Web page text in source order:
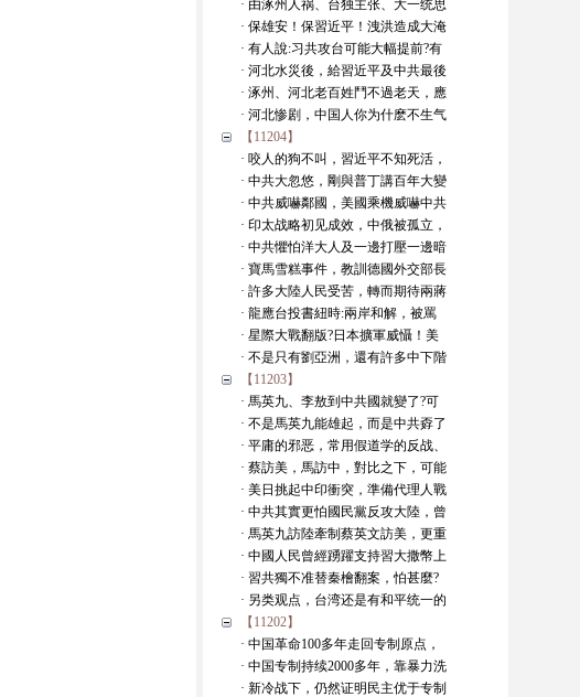
· 由涿州人祸、台独主张、大一统思
· 保雄安！保習近平！洩洪造成大淹
· 有人說:习共攻台可能大幅提前?有
· 河北水災後，給習近平及中共最後
· 涿州、河北老百姓鬥不過老天，應
· 河北惨剧，中国人你为什麽不生气
【11204】
· 咬人的狗不叫，習近平不知死活，
· 中共大忽悠，剛與普丁講百年大變
· 中共威嚇鄰國，美國乘機威嚇中共
· 印太战略初见成效，中俄被孤立，
· 中共懼怕洋大人及一邊打壓一邊暗
· 寶馬雪糕事件，教訓德國外交部長
· 許多大陸人民受苦，轉而期待兩蔣
· 龍應台投書紐時:兩岸和解，被罵
· 星際大戰翻版?日本擴軍威懾！美
· 不是只有劉亞洲，還有許多中下階
【11203】
· 馬英九、李敖到中共國就變了?可
· 不是馬英九能雄起，而是中共孬了
· 平庸的邪恶，常用假道学的反战、
· 蔡訪美，馬訪中，對比之下，可能
· 美日挑起中印衝突，準備代理人戰
· 中共其實更怕國民黨反攻大陸，曾
· 馬英九訪陸牽制蔡英文訪美，更重
· 中國人民曾經踴躍支持習大撒幣上
· 習共獨不准替秦檜翻案，怕甚麼?
· 另类观点，台湾还是有和平统一的
【11202】
· 中国革命100多年走回专制原点，
· 中国专制持续2000多年，靠暴力洗
· 新冷战下，仍然证明民主优于专制